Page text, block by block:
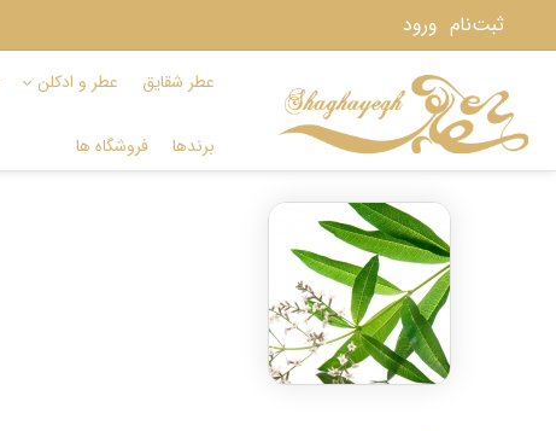
ثبت‌نام ورود
عطر شقایق عطر و ادکلن
برندها فروشگاه ها